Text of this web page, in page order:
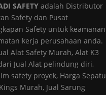
SAFETY adalah Distributor
Safety dan Pusat
Safety untuk keamanan
kerja perusahaan anda.
Alat Safety Murah, Alat K3
Jual Alat pelindung diri,
safety proyek, Harga Sepatu
Murah, Jual Sarung